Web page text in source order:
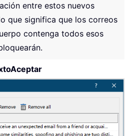
entre estos nuevos
que significa que los correos
contenga todos esos
Aceptar